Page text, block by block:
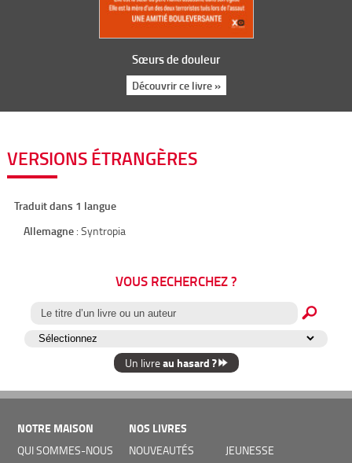
Sœurs de douleur
Découvrir ce livre »
VERSIONS ÉTRANGÈRES
Traduit dans 1 langue
Allemagne: Syntropia
VOUS RECHERCHEZ ?
Un livreau hasard ?
NOTRE MAISON
QUI SOMMES-NOUS
NOS LIVRES
NOUVEAUTÉS JEUNESSE